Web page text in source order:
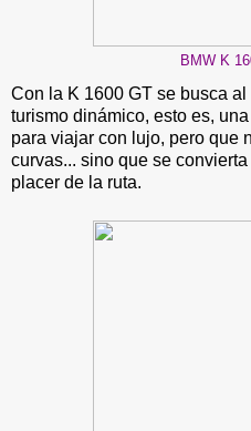
BMW K
Con la K 1600 GT se busca al
turismo dinámico, esto es,
para viajar con lujo, pero que
curvas... sino que se
placer de la ruta.